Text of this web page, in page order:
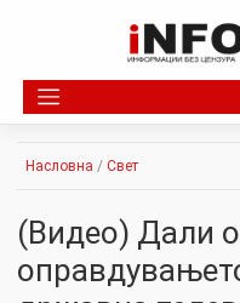
Насловна / Свет
(Видео) Дали